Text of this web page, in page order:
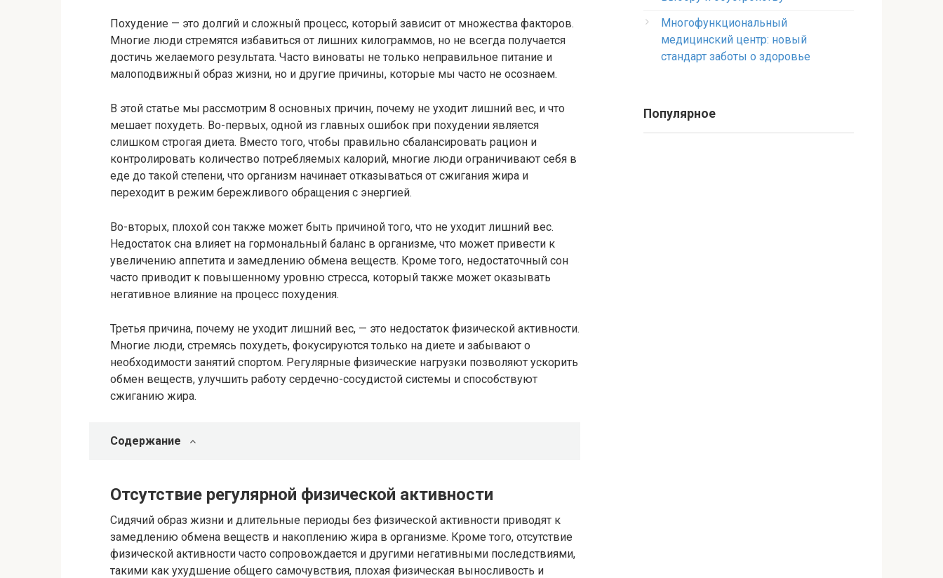
Похудение — это долгий и сложный процесс, который зависит от множества факторов.
Многие люди стремятся избавиться от лишних килограммов, но не всегда получается
достичь желаемого результата. Часто виноваты не только неправильное питание и
малоподвижный образ жизни, но и другие причины, которые мы часто не осознаем.
В этой статье мы рассмотрим 8 основных причин, почему не уходит лишний вес, и что
мешает похудеть. Во-первых, одной из главных ошибок при похудении является
слишком строгая диета. Вместо того, чтобы правильно сбалансировать рацион и
контролировать количество потребляемых калорий, многие люди ограничивают себя в
еде до такой степени, что организм начинает отказываться от сжигания жира и
переходит в режим бережливого обращения с энергией.
Во-вторых, плохой сон также может быть причиной того, что не уходит лишний вес.
Недостаток сна влияет на гормональный баланс в организме, что может привести к
увеличению аппетита и замедлению обмена веществ. Кроме того, недостаточный сон
часто приводит к повышенному уровню стресса, который также может оказывать
негативное влияние на процесс похудения.
Третья причина, почему не уходит лишний вес, — это недостаток физической активности.
Многие люди, стремясь похудеть, фокусируются только на диете и забывают о
необходимости занятий спортом. Регулярные физические нагрузки позволяют ускорить
обмен веществ, улучшить работу сердечно-сосудистой системы и способствуют
сжиганию жира.
Содержание
Отсутствие регулярной физической активности
Сидячий образ жизни и длительные периоды без физической активности приводят к
замедлению обмена веществ и накоплению жира в организме. Кроме того, отсутствие
физической активности часто сопровождается и другими негативными последствиями,
такими как ухудшение общего самочувствия, плохая физическая выносливость и
Многофункциональный
медицинский центр: новый
стандарт заботы о здоровье
Популярное